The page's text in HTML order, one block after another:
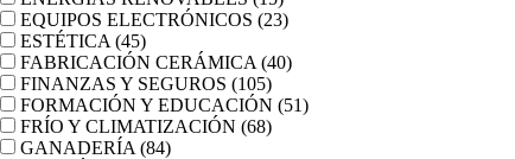
EQUIPOS ELECTRÓNICOS (23)
ESTÉTICA (45)
FABRICACIÓN CERÁMICA (40)
FINANZAS Y SEGUROS (105)
FORMACIÓN Y EDUCACIÓN (51)
FRÍO Y CLIMATIZACIÓN (68)
GANADERÍA (84)